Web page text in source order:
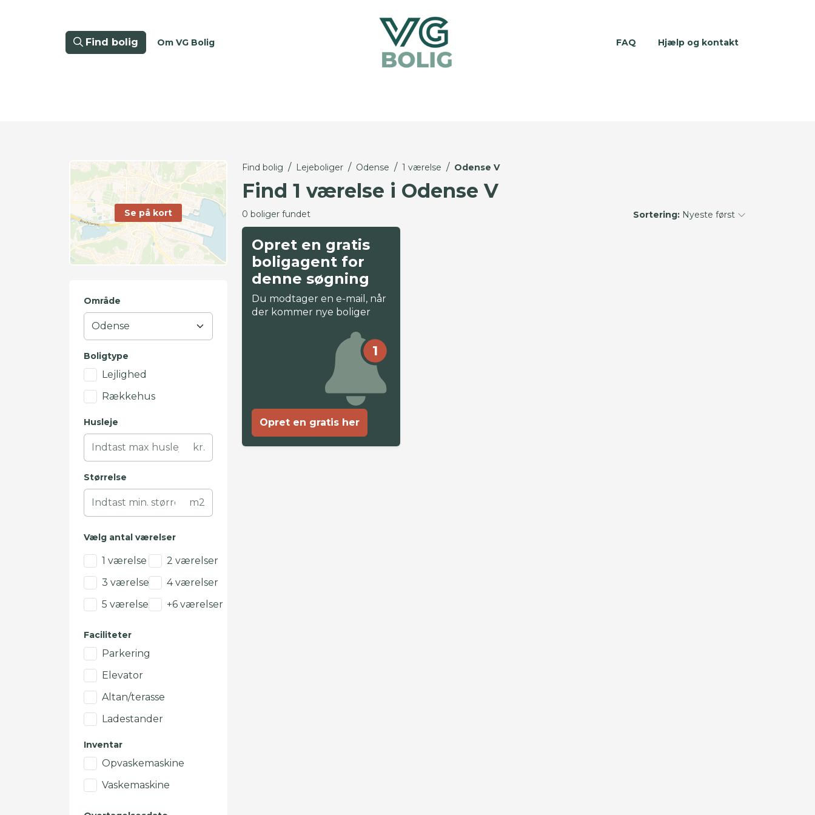
Find bolig Om VG Bolig FAQ Hjælp og kontakt
Se på kort
Område
Boligtype
Lejlighed
Rækkehus
Husleje
kr.
Størrelse
m2
Vælg antal værelser
1 værelse
2 værelser
3 værelser
4 værelser
5 værelser
+6 værelser
Faciliteter
Parkering
Elevator
Altan/terasse
Ladestander
Inventar
Opvaskemaskine
Vaskemaskine
Find bolig / Lejeboliger / Odense / 1 værelse / Odense V
Find 1 værelse i Odense V
0 boliger fundet Sortering: Nyeste først
Opret en gratis
boligagent for
denne søgning
Du modtager en e-mail, når
der kommer nye boliger
1
Opret en gratis her